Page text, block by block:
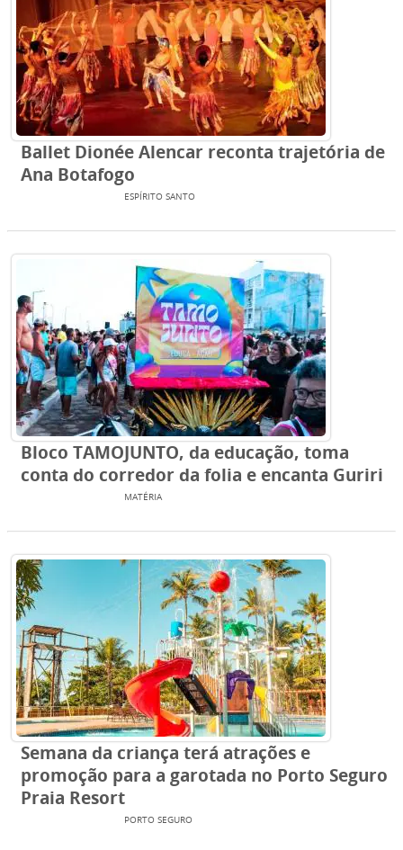
Ballet Dionée Alencar reconta trajetória de
Ana Botafogo
ESPÍRITO SANTO
Bloco TAMOJUNTO, da educação, toma
conta do corredor da folia e encanta Guriri
MATÉRIA
Semana da criança terá atrações e
promoção para a garotada no Porto Seguro
Praia Resort
PORTO SEGURO